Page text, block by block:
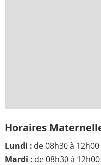
Horaires
Lundi : de 08h30 à
Mardi : de 08h30 à